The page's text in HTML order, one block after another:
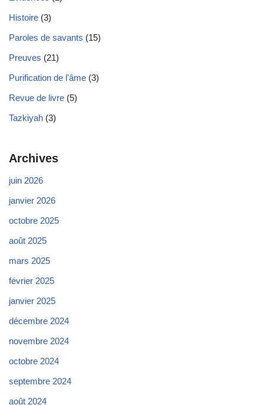
Histoire (3)
Paroles de savants (15)
Preuves (21)
Purification de l'âme (3)
Revue de livre (5)
Tazkiyah (3)
Archives
juin 2026
janvier 2026
octobre 2025
août 2025
mars 2025
février 2025
janvier 2025
décembre 2024
novembre 2024
octobre 2024
septembre 2024
août 2024